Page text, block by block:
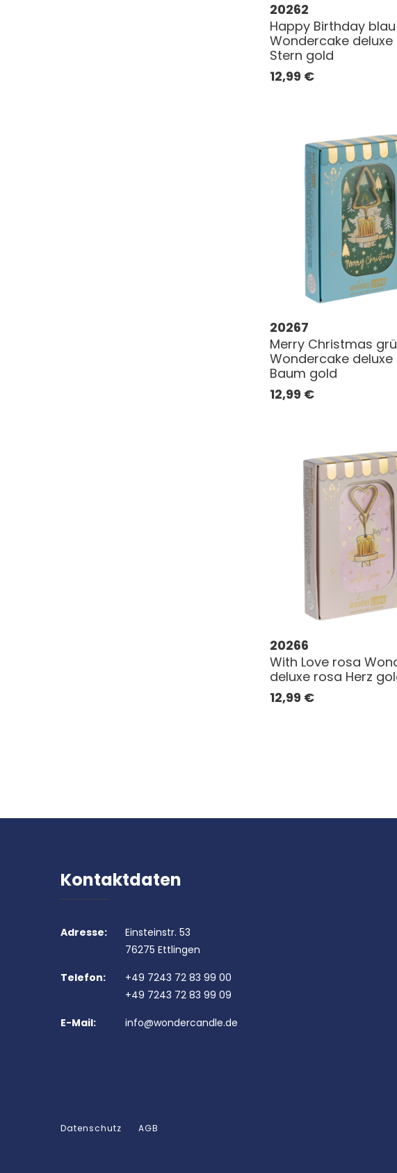
20262
Happy Birthday blau
Wondercake deluxe
Stern gold
12,99 €
20267
Merry Christmas
Wondercake deluxe
Baum gold
12,99 €
20266
With Love rosa
deluxe rosa Herz
12,99 €
Kontaktdaten
Adresse:
Einsteinstr. 53
76275 Ettlingen
Telefon:
+49 7243 72 83 99 00
+49 7243 72 83 99 09
E-Mail:
info@wondercandle.de
Datenschutz AGB